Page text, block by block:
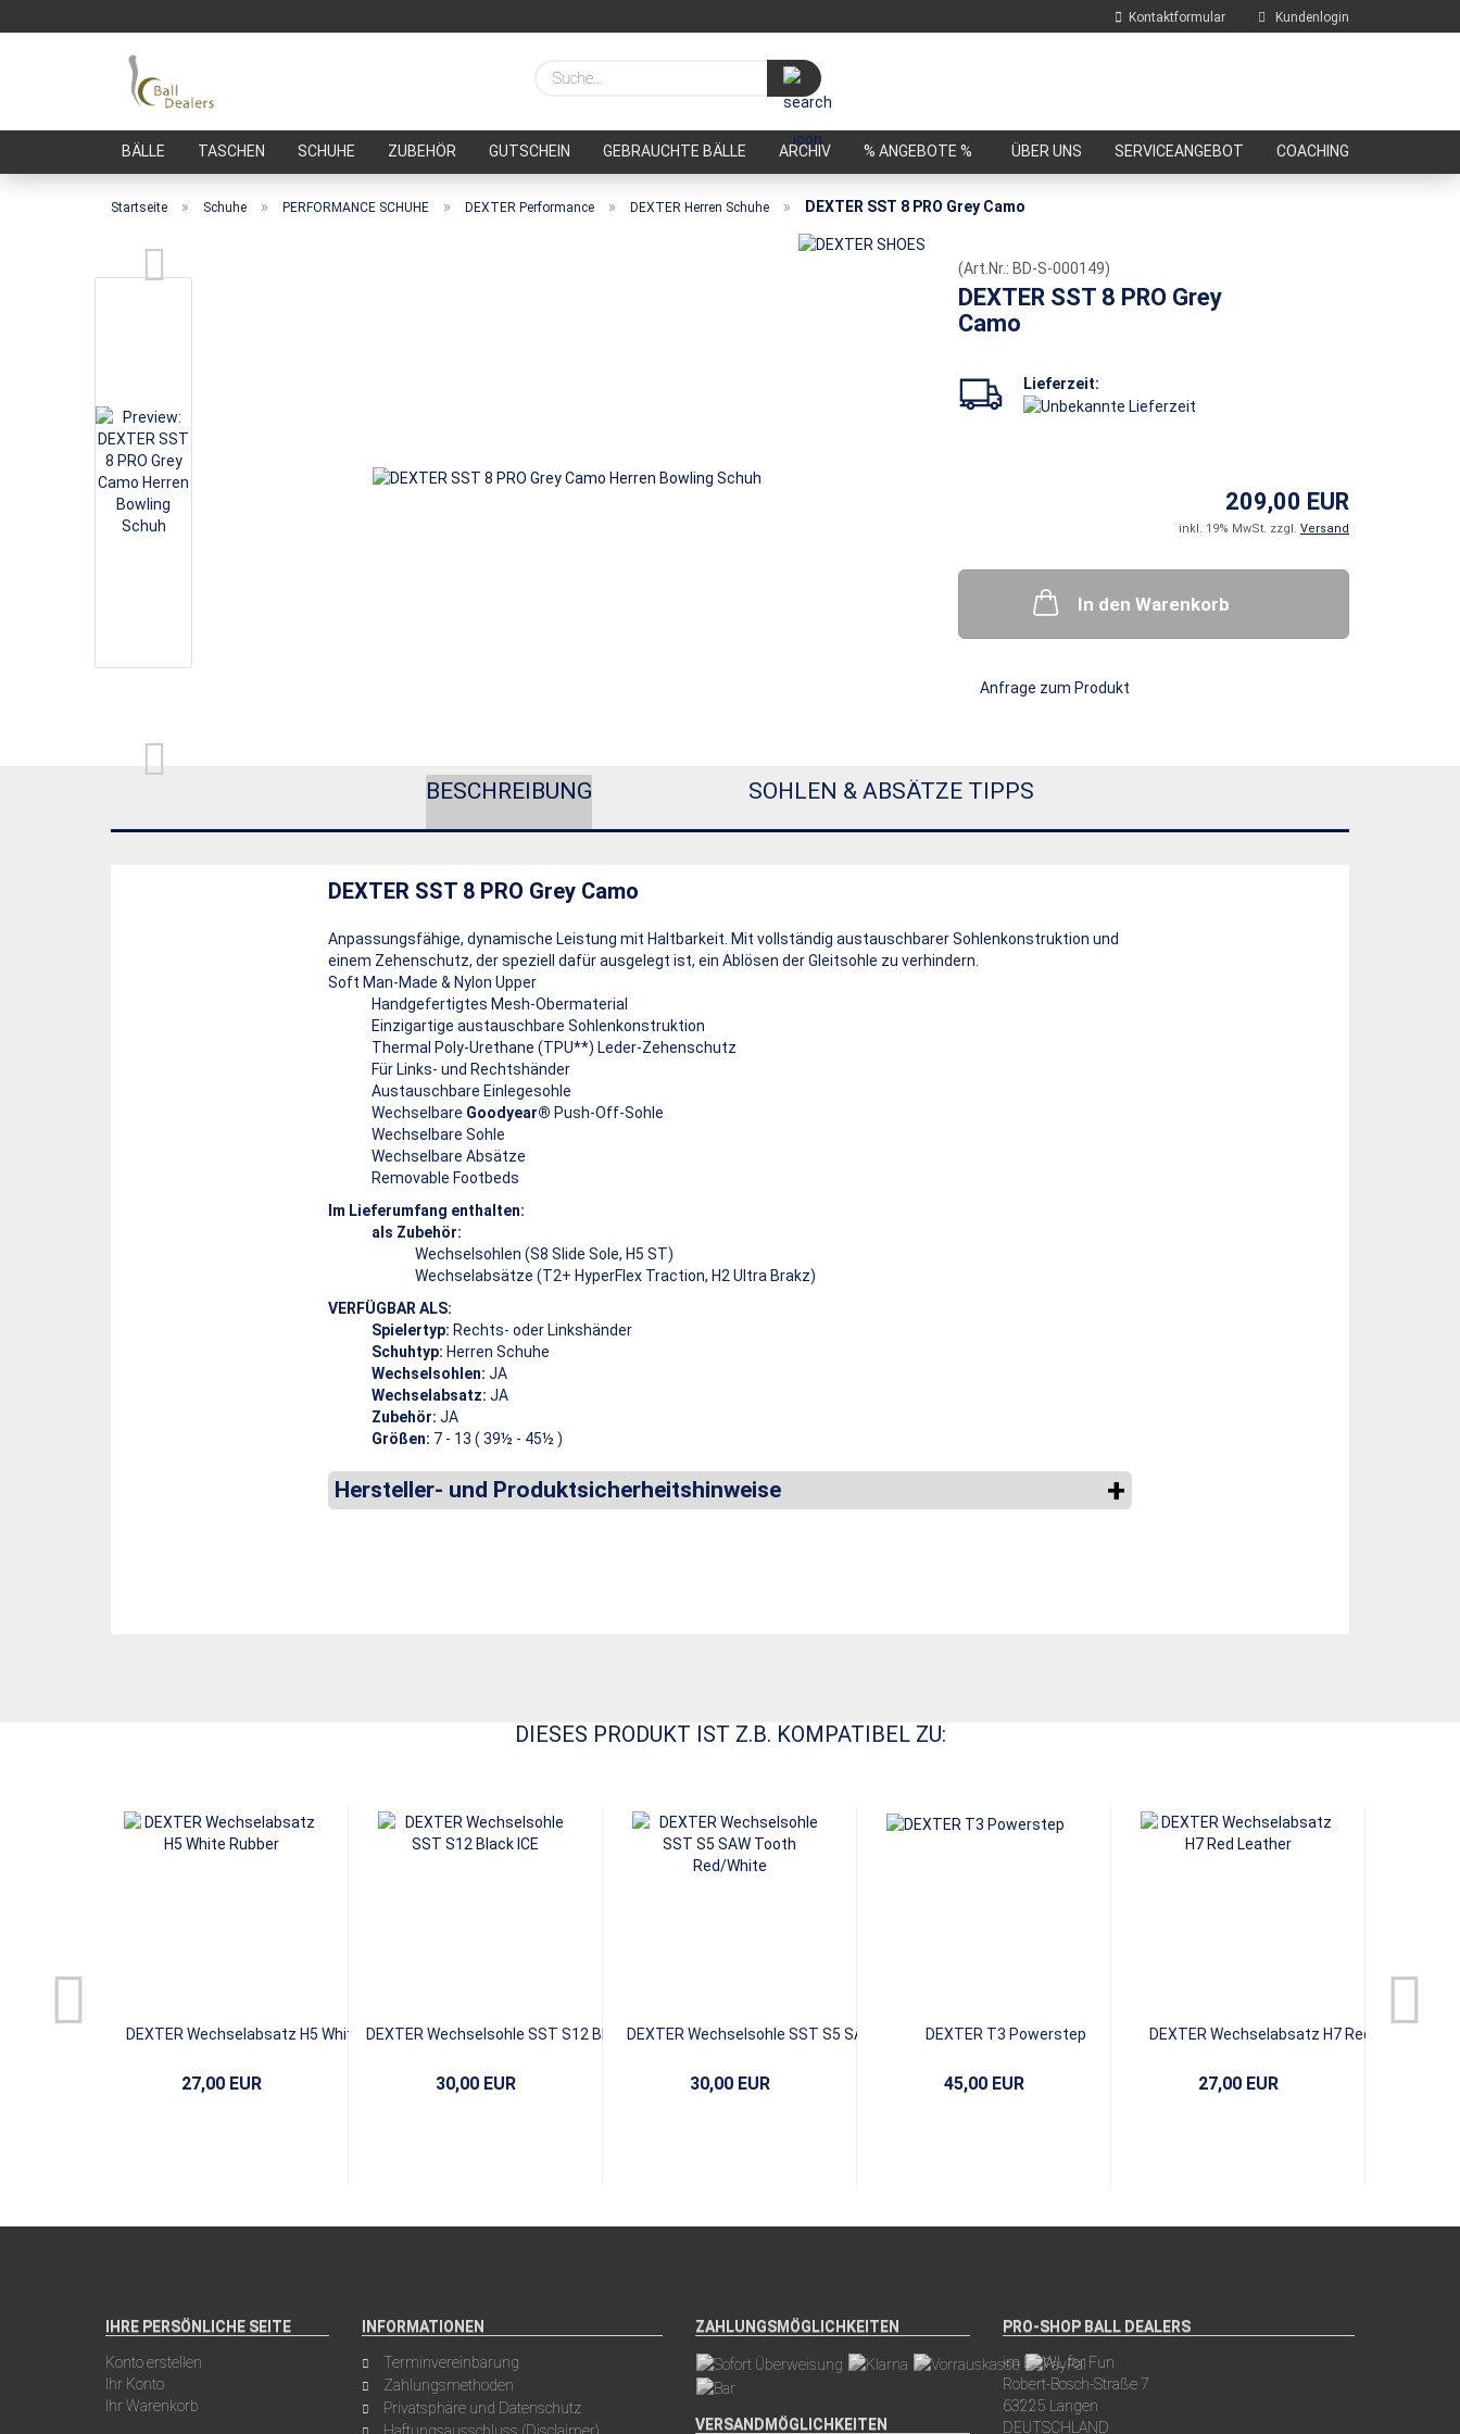
Kontaktformular Kundenlogin
E-Mail
Suche...
BÄLLE TASCHEN SCHUHE ZUBEHÖR GUTSCHEIN GEBRAUCHTE BÄLLE ARCHIV % ANGEBOTE % ÜBER UNS SERVICEANGEBOT COACHING
Startseite » Schuhe » PERFORMANCE SCHUHE » DEXTER Performance » DEXTER Herren Schuhe » DEXTER SST 8 PRO Grey Camo
(Art.Nr.: BD-S-000149)
DEXTER SST 8 PRO Grey
Camo
Lieferzeit:
209,00 EUR
inkl. 19% MwSt. zzgl. Versand
In den Warenkorb
Anfrage zum Produkt
BESCHREIBUNG SOHLEN & ABSÄTZE TIPPS
DEXTER SST 8 PRO Grey Camo
Anpassungsfähige, dynamische Leistung mit Haltbarkeit. Mit vollständig austauschbarer Sohlenkonstruktion und
einem Zehenschutz, der speziell dafür ausgelegt ist, ein Ablösen der Gleitsohle zu verhindern.
Soft Man-Made & Nylon Upper
Handgefertigtes Mesh-Obermaterial
Einzigartige austauschbare Sohlenkonstruktion
Thermal Poly-Urethane (TPU**) Leder-Zehenschutz
Für Links- und Rechtshänder
Austauschbare Einlegesohle
Wechselbare Goodyear® Push-Off-Sohle
Wechselbare Sohle
Wechselbare Absätze
Removable Footbeds
Im Lieferumfang enthalten:
als Zubehör:
Wechselsohlen (S8 Slide Sole, H5 ST)
Wechselabsätze (T2+ HyperFlex Traction, H2 Ultra Brakz)
VERFÜGBAR ALS:
Spielertyp: Rechts- oder Linkshänder
Schuhtyp: Herren Schuhe
Wechselsohlen: JA
Wechselabsatz: JA
Zubehör: JA
Größen: 7 - 13 ( 39½ - 45½ )
Hersteller- und Produktsicherheitshinweise
DIESES PRODUKT IST Z.B. KOMPATIBEL ZU:
DEXTER Wechselabsatz H5 White
27,00 EUR
DEXTER Wechselsohle SST S12 Black
30,00 EUR
DEXTER Wechselsohle SST S5 SAW
30,00 EUR
DEXTER T3 Powerstep
45,00 EUR
DEXTER Wechselabsatz H7 Red
27,00 EUR
IHRE PERSÖNLICHE SEITE
Konto erstellen
Ihr Konto
Ihr Warenkorb
INFORMATIONEN
Terminvereinbarung
Zahlungsmethoden
Privatsphäre und Datenschutz
ZAHLUNGSMÖGLICHKEITEN
VERSANDMÖGLICHKEITEN
PRO-SHOP BALL DEALERS
im BOWL for Fun
Robert-Bosch-Straße 7
63225 Langen
DEUTSCHLAND